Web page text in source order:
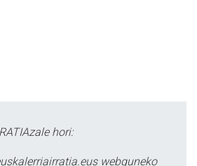
hori:
webguneko